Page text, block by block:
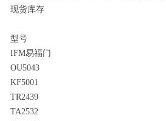
现货库存
型号
IFM易福门
OU5043
KF5001
TR2439
TA2532